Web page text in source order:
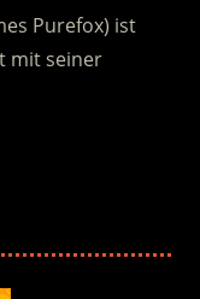
Purefox) ist
mit seiner